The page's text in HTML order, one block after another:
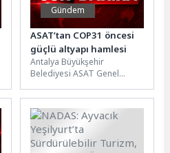
Gündem
ASAT’tan COP31 öncesi
güçlü altyapı hamlesi
Antalya Büyükşehir
Belediyesi ASAT Genel
bugünün ihtiyaçlarını
karşılayan değil, geleceğin
Antalya’sının da güvence...